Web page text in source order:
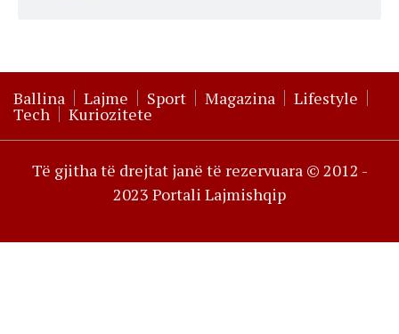
Ballina Lajme Sport Magazina Lifestyle
Tech Kuriozitete
Të gjitha të drejtat janë të rezervuara © 2012 -
2023 Portali Lajmishqip